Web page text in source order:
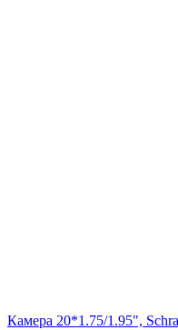
Камера 20*1.75/1.95",